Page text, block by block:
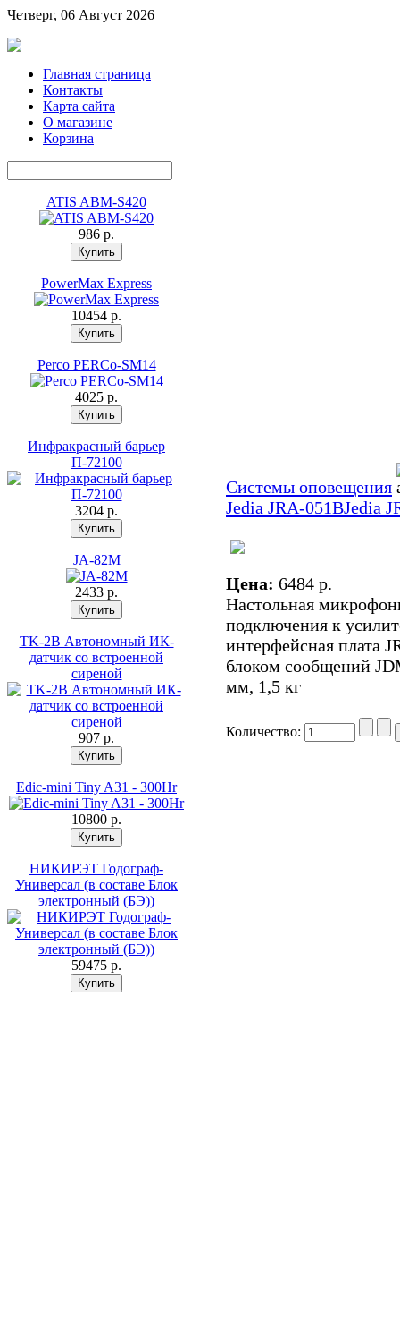
Четверг, 06 Август 2026
Главная страница
Контакты
Карта сайта
О магазине
Корзина
ATIS ABM-S420
986 p.
PowerMax Express
10454 p.
Perco PERCo-SM14
4025 p.
Инфракрасный барьер
П-72100
3204 p.
JA-82M
2433 p.
TK-2B Автономный ИК-
датчик со встроенной
сиреной
907 p.
Edic-mini Tiny A31 - 300Hr
10800 p.
НИКИРЭТ Годограф-
Универсал (в составе Блок
электронный (БЭ))
59475 p.
Системы оповещения
Jedia JRA-051BJedia
Цена: 6484 p.
Настольная
подключения к
интерфейсная плата
блоком сообщений
мм, 1,5 кг
Количество: